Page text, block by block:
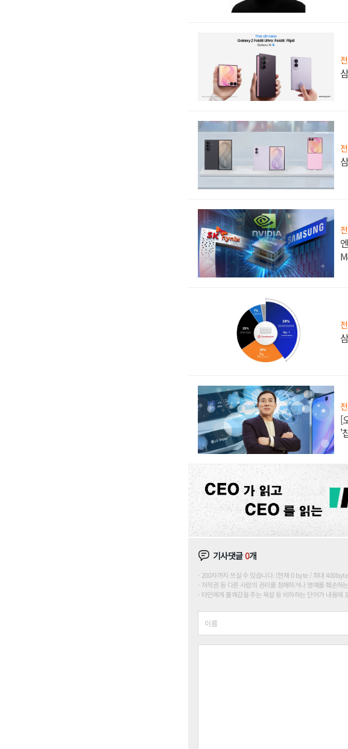
[
'
기사댓글0개
200자까지 쓰실 수 있습니다. (현재 0 byte / 최대
저작권 등 다른 사람의 권리를 침해하거나 명예를 훼손하
타인에게 불쾌감을 주는 욕설 등 비하하는 단어가 내용에